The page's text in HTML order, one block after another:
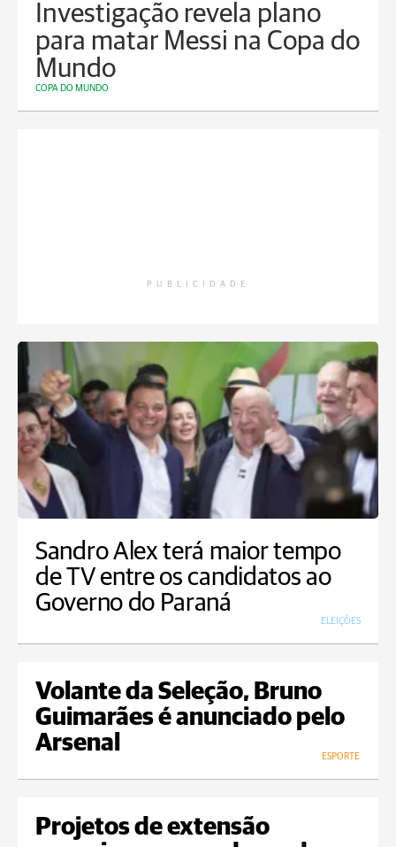
Investigação revela plano
para matar Messi na Copa do
Mundo
COPA DO MUNDO
PUBLICIDADE
Sandro Alex terá maior tempo
de TV entre os candidatos ao
Governo do Paraná
ELEIÇÕES
Volante da Seleção, Bruno
Guimarães é anunciado pelo
Arsenal
ESPORTE
Projetos de extensão